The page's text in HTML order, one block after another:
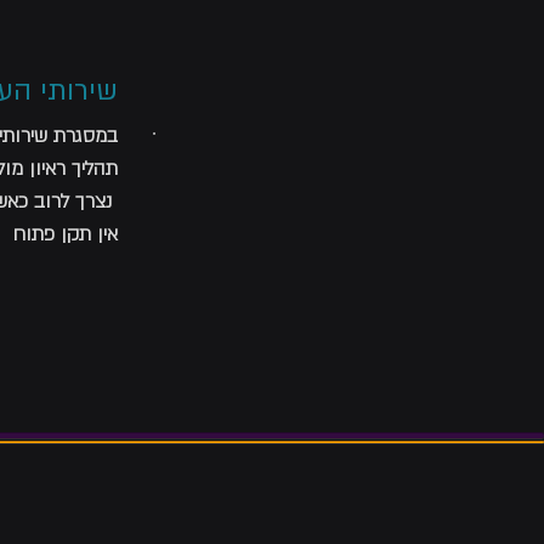
שירותי
במסגרת
תהליך ראיון
נצרך לרוב
אין תקן פתוח